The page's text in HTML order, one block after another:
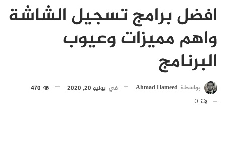
افضل برامج تسجيل الشاشة
واهم مميزات وعيوب
البرنامج
بواسطة Ahmad Hameed في يوليو 20, 2020